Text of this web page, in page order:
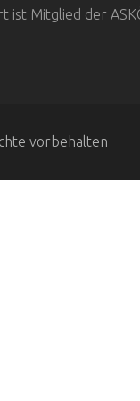
ist Mitglied der
vorbehalten